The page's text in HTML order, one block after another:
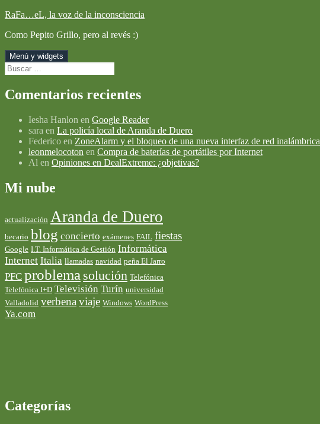
Saltar
contenido
RaFa…eL, la voz de la inconsciencia
Como Pepito Grillo, pero al revés :)
Menú y widgets
Buscar:
Comentarios recientes
Iesha Hanlon en Google Reader
sara en La policía local de Aranda de Duero
Federico en ZoneAlarm y el bloqueo de una nueva interfaz de red inalámbrica
leonmelocoton en Compra de baterías de portátiles por Internet
Al en Opiniones en DealExtreme: ¿objetivas?
Mi nube
actualización Aranda de Duero
becario blog concierto exámenes FAIL fiestas
Google I.T. Informática de Gestión Informática
Internet Italia llamadas navidad peña El Jarro
PFC problema solución Telefónica
Telefónica I+D Televisión Turín universidad
Valladolid verbena viaje Windows WordPress
Ya.com
Categorías